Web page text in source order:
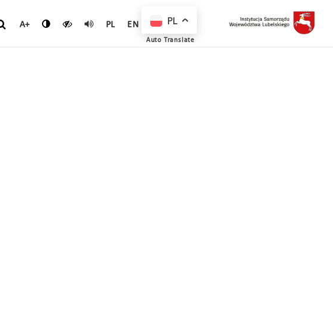
A+ PL EN PL
Auto Translate